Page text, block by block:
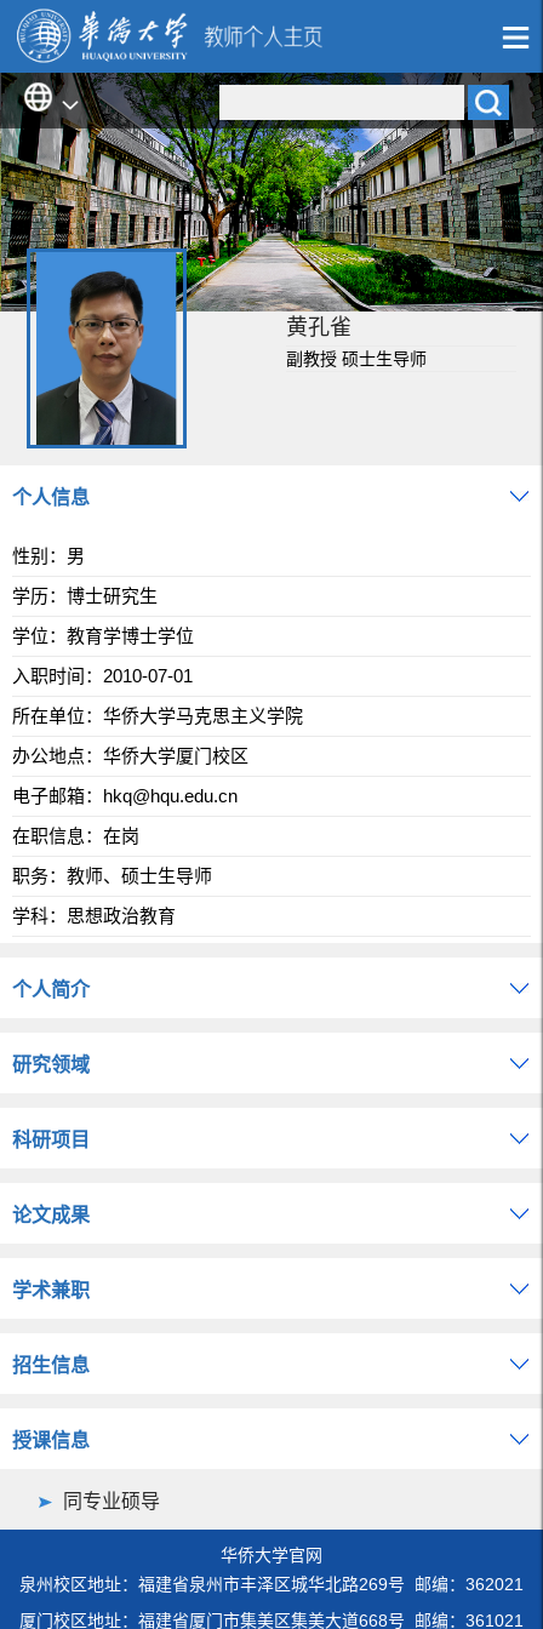
黄孔雀
副教授 硕士生导师
个人信息
性别：男
学历：博士研究生
学位：教育学博士学位
入职时间：2010-07-01
所在单位：华侨大学马克思主义学院
办公地点：华侨大学厦门校区
电子邮箱： hkq@hqu.edu.cn
在职信息：在岗
职务：教师、硕士生导师
学科：思想政治教育
个人简介
研究领域
科研项目
论文成果
学术兼职
招生信息
授课信息
同专业硕导
华侨大学官网
泉州校区地址：福建省泉州市丰泽区城华北路269号 邮编：362021
厦门校区地址：福建省厦门市集美区集美大道668号 邮编：361021